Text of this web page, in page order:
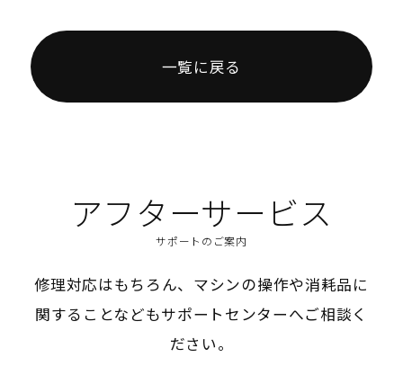
一覧に戻る
アフターサービス
サポートのご案内
修理対応はもちろん、マシンの操作や消耗品に
関することなどもサポートセンターへご相談く
ださい。